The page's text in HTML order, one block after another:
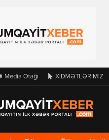
Media Otağı XİDMƏTLƏRİMİZ